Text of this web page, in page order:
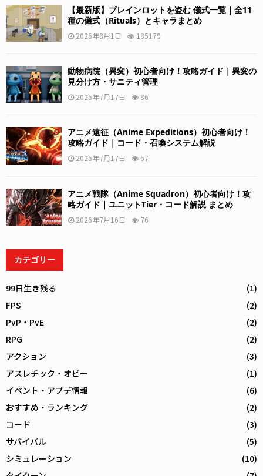
【最新版】ブレインロットを盗む 儀式一覧｜全11
種の儀式（Rituals）とキャラまとめ
2026年8月1日 185179
動物病院（異変）初心者向け！攻略ガイド｜異変の
見分け方・サニティ管理
2026年7月17日 86
アニメ遠征（Anime Expeditions）初心者向け！
攻略ガイド｜コード・召喚システム解説
2026年7月17日 67
アニメ戦隊（Anime Squadron）初心者向け！攻
略ガイド｜ユニットTier・コード解説 まとめ
2026年7月16日 76
カテゴリー
99日生き残る
(1)
FPS
(2)
PvP・PvE
(2)
RPG
(2)
アクション
(3)
アスレチック・オビー
(1)
イベント・アプデ情報
(6)
おすすめ・ランキング
(2)
コード
(3)
サバイバル
(5)
シミュレーション
(10)